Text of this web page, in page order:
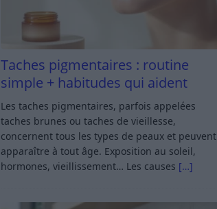
Taches pigmentaires : routine
simple + habitudes qui aident
Les taches pigmentaires, parfois appelées
taches brunes ou taches de vieillesse,
concernent tous les types de peaux et peuvent
apparaître à tout âge. Exposition au soleil,
hormones, vieillissement… Les causes […]